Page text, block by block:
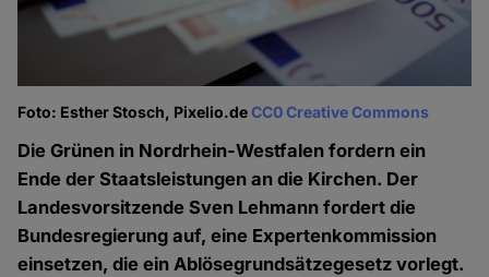
Foto: Esther Stosch, Pixelio.deCC0 Creative Commons
Die Grünen in Nordrhein-Westfalen fordern ein
Ende der Staatsleistungen an die Kirchen. Der
Landesvorsitzende Sven Lehmann fordert die
Bundesregierung auf, eine Expertenkommission
einsetzen, die ein Ablösegrundsätzegesetz vorlegt.